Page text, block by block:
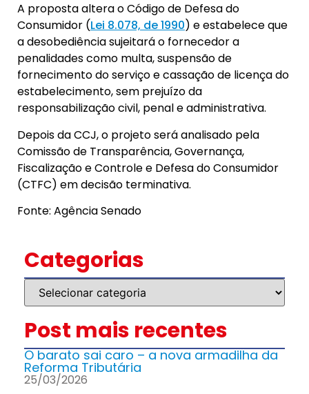
A proposta altera o Código de Defesa do
Consumidor (Lei 8.078, de 1990) e estabelece que
a desobediência sujeitará o fornecedor a
penalidades como multa, suspensão de
fornecimento do serviço e cassação de licença do
estabelecimento, sem prejuízo da
responsabilização civil, penal e administrativa.
Depois da CCJ, o projeto será analisado pela
Comissão de Transparência, Governança,
Fiscalização e Controle e Defesa do Consumidor
(CTFC) em decisão terminativa.
Fonte: Agência Senado
Categorias
Post mais recentes
O barato sai caro – a nova armadilha da
Reforma Tributária
25/03/2026